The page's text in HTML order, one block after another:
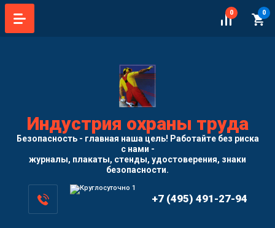
0 0
Индустрия охраны труда
Безопасность - главная наша цель! Работайте без риска
с нами -
журналы, плакаты, стенды, удостоверения, знаки
безопасности.
+7 (495) 491-27-94